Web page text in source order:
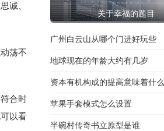
诚、
荡不
合时
以看
关于幸福的题目
广州白云山从哪个门进好玩些
地球现在的年龄大约有几岁
资本有机构成的提高意味着什么
苹果手套模式怎么设置
半碗村传奇书立原型是谁